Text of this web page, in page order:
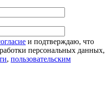
и подтверждаю, что
персональных данных,
, пользовательским